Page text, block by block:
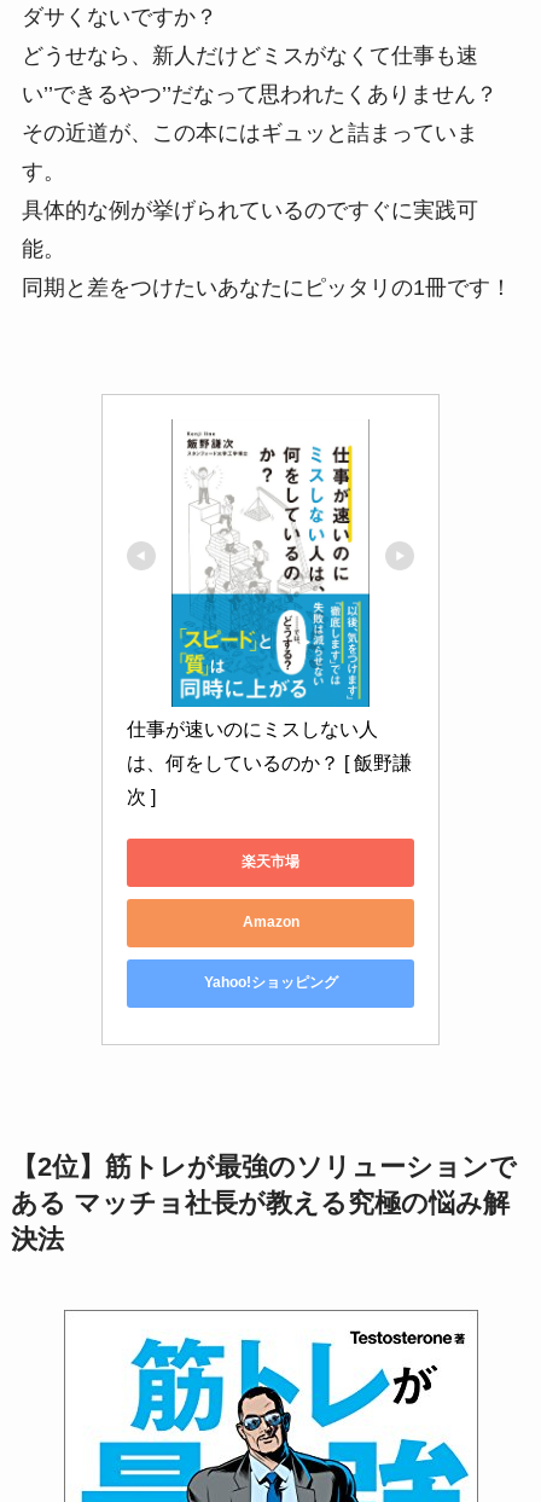
ダサくないですか？
どうせなら、新人だけどミスがなくて仕事も速
い’’できるやつ’’だなって思われたくありません？
その近道が、この本にはギュッと詰まっていま
す。
具体的な例が挙げられているのですぐに実践可
能。
同期と差をつけたいあなたにピッタリの1冊です！
仕事が速いのにミスしない人
は、何をしているのか？ [ 飯野謙
次 ]
楽天市場
Amazon
Yahoo!ショッピング
【2位】筋トレが最強のソリューションで
ある マッチョ社長が教える究極の悩み解
決法